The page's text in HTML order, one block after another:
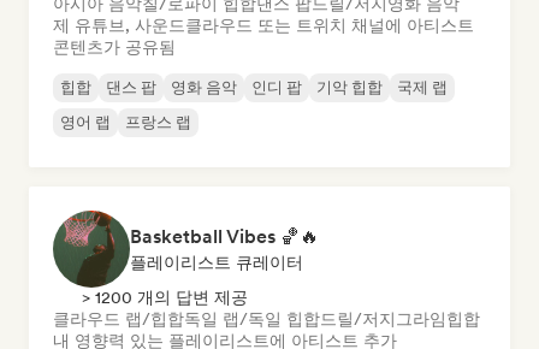
제 유튜브, 사운드클라우드 또는 트위치 채널에 아티스트
콘텐츠가 공유됨
힙합 댄스 팝 영화 음악 인디 팝 기악 힙합
국제 랩
영어 랩
프랑스 랩
Basketball Vibes 🏀🔥
플레이리스트 큐레이터
> 1200 개의 답변 제공
클라우드 랩/힙합독일 랩/독일 힙합드릴/저지 그라임힙합
내 영향력 있는 플레이리스트에 아티스트 추가